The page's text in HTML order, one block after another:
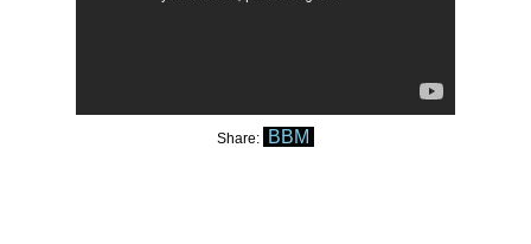
Share: BBM